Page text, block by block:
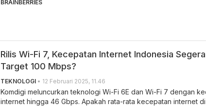
BRAINBERRIES
Rilis Wi-Fi 7, Kecepatan Internet Indonesia
Target 100 Mbps?
TEKNOLOGI • 12 Februari 2025, 11.46
Komdigi meluncurkan teknologi Wi-Fi 6E dan Wi-Fi 7 dengan
internet hingga 46 Gbps. Apakah rata-rata kecepatan internet